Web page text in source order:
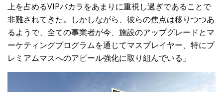
上を占めるVIPバカラをあまりに重視し過ぎであることで
非難されてきた。しかしながら、彼らの焦点は移りつつあ
るようで、全ての事業者が今、施設のアップグレードとマ
ーケティングプログラムを通じてマスプレイヤー、特にプ
レミアムマスへのアピール強化に取り組んでいる」